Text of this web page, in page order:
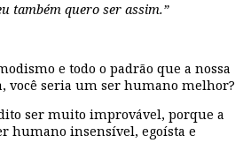
também quero ser assim.”
e todo o padrão que a nossa
você seria um ser humano melhor?
ser muito improvável, porque a
humano insensível, egoísta e